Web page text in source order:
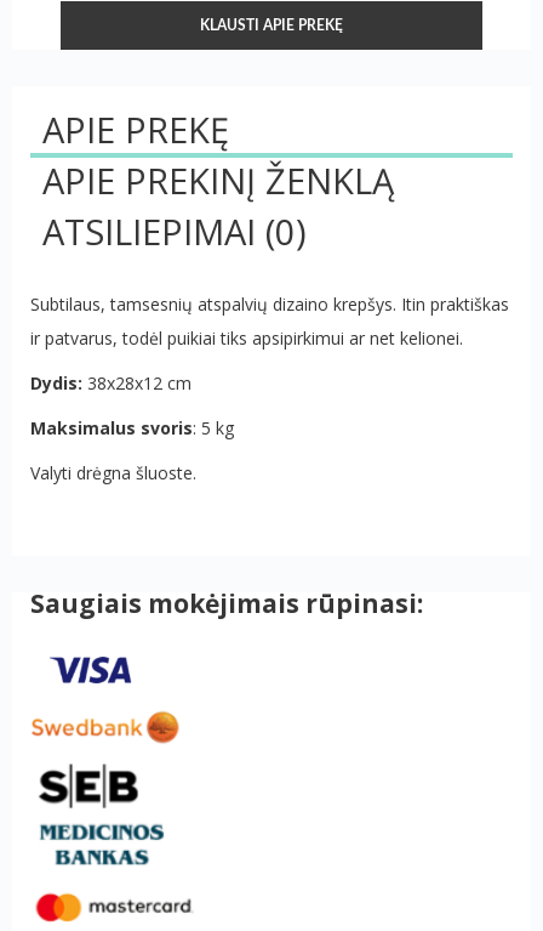
KLAUSTI APIE PREKĘ
APIE PREKĘ
APIE PREKINĮ ŽENKLĄ
ATSILIEPIMAI (0)
Subtilaus, tamsesnių atspalvių dizaino krepšys. Itin praktiškas
ir patvarus, todėl puikiai tiks apsipirkimui ar net kelionei.
Dydis: 38x28x12 cm
Maksimalus svoris: 5 kg
Valyti drėgna šluoste.
Saugiais mokėjimais rūpinasi: